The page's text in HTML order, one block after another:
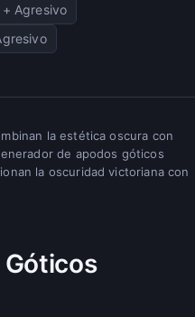
Agresivo
la estética oscura con
de apodos góticos
la oscuridad victoriana con
Góticos